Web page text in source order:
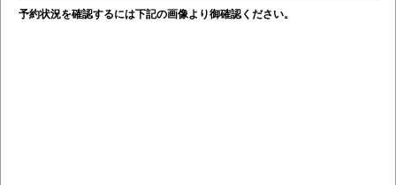
予約状況を確認するには下記の画像より御確認ください。